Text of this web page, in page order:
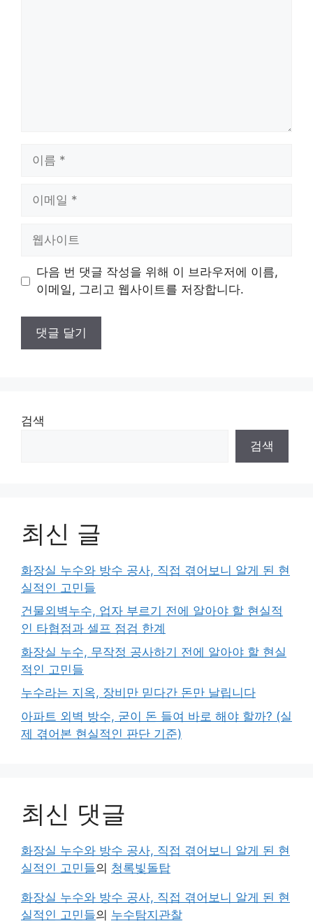
트
다음 번 댓글 작성을 위해 이 브라우저에 이름,
이메일, 그리고 웹사이트를 저장합니다.
검색
검색
최신 글
화장실 누수와 방수 공사, 직접 겪어보니 알게 된 현
실적인 고민들
건물외벽누수, 업자 부르기 전에 알아야 할 현실적
인 타협점과 셀프 점검 한계
화장실 누수, 무작정 공사하기 전에 알아야 할 현실
적인 고민들
누수라는 지옥, 장비만 믿다간 돈만 날립니다
아파트 외벽 방수, 굳이 돈 들여 바로 해야 할까? (실
제 겪어본 현실적인 판단 기준)
최신 댓글
화장실 누수와 방수 공사, 직접 겪어보니 알게 된 현
실적인 고민들의 청록빛돌탑
화장실 누수와 방수 공사, 직접 겪어보니 알게 된 현
실적인 고민들의 누수탐지관찰